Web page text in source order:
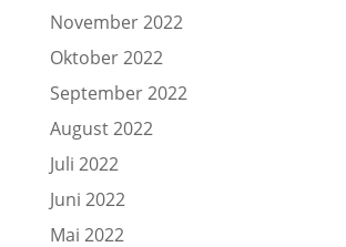
November 2022
Oktober 2022
September 2022
August 2022
Juli 2022
Juni 2022
Mai 2022